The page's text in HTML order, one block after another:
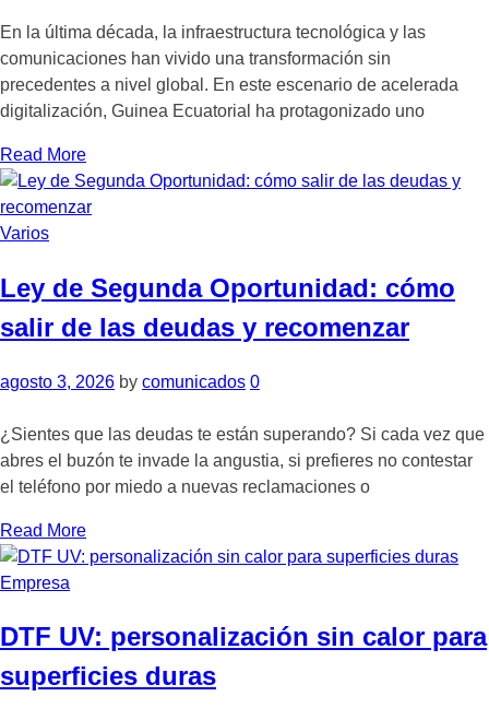
En la última década, la infraestructura tecnológica y las
comunicaciones han vivido una transformación sin
precedentes a nivel global. En este escenario de acelerada
digitalización, Guinea Ecuatorial ha protagonizado uno
Read More
Varios
Ley de Segunda Oportunidad: cómo
salir de las deudas y recomenzar
agosto 3, 2026 by comunicados 0
¿Sientes que las deudas te están superando? Si cada vez que
abres el buzón te invade la angustia, si prefieres no contestar
el teléfono por miedo a nuevas reclamaciones o
Read More
Empresa
DTF UV: personalización sin calor para
superficies duras